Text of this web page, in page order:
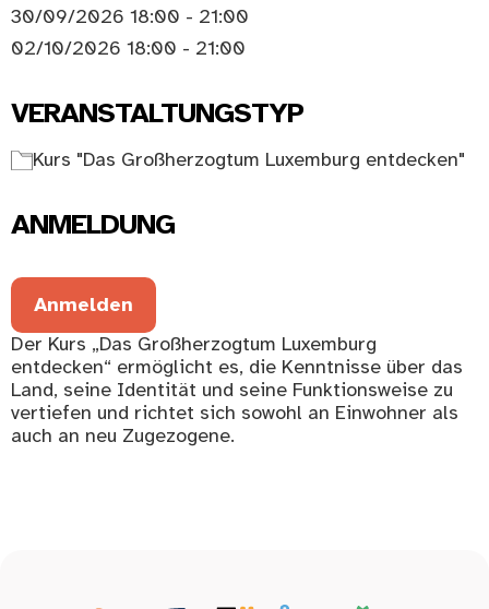
30/09/2026 18:00 - 21:00
02/10/2026 18:00 - 21:00
VERANSTALTUNGSTYP
Kurs "Das Großherzogtum Luxemburg entdecken"
ANMELDUNG
Anmelden
Der Kurs „Das Großherzogtum Luxemburg
entdecken“ ermöglicht es, die Kenntnisse über das
Land, seine Identität und seine Funktionsweise zu
vertiefen und richtet sich sowohl an Einwohner als
auch an neu Zugezogene.